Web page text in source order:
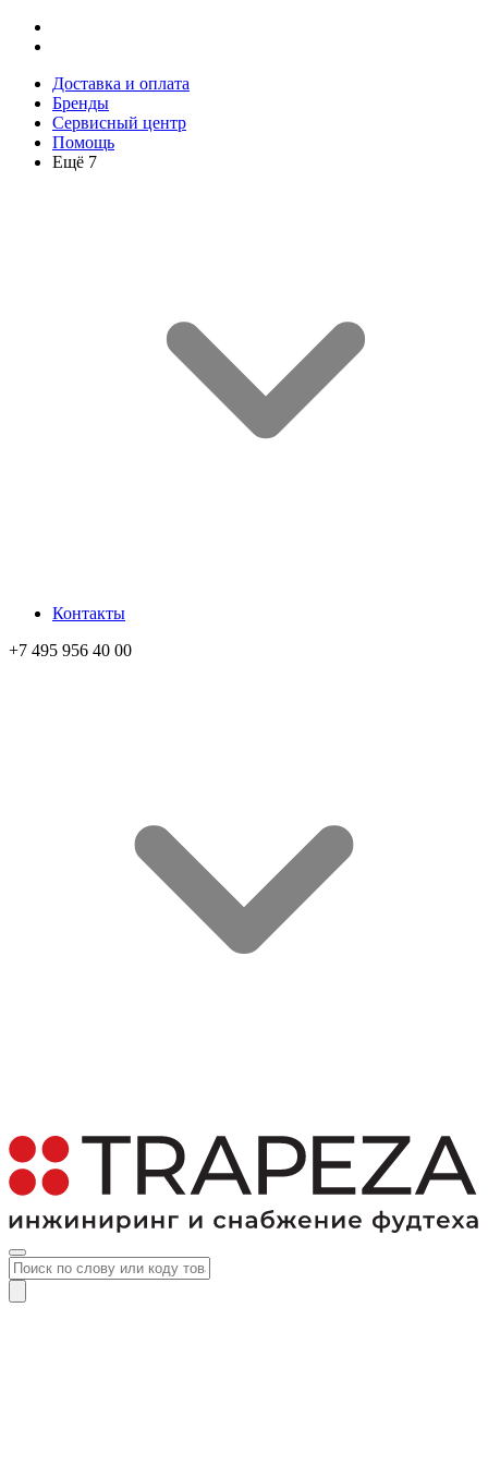
Доставка и оплата
Бренды
Сервисный центр
Помощь
Ещё 7
Контакты
+7 495 956 40 00